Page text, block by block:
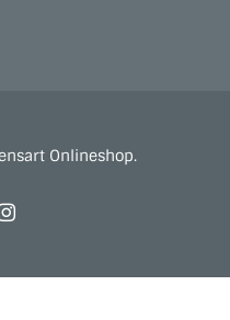
Onlineshop.